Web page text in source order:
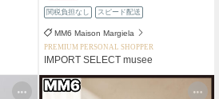
関税負担なし スピード配送
MM6 Maison Margiela
PREMIUM PERSONAL SHOPPER
IMPORT SELECT musee